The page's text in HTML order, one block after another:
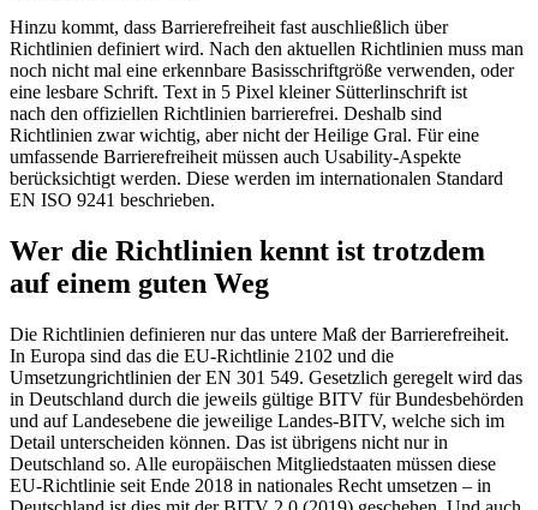
Hinzu kommt, dass Barrierefreiheit fast auschließlich über
Richtlinien definiert wird. Nach den aktuellen Richtlinien muss man
noch nicht mal eine erkennbare Basisschriftgröße verwenden, oder
eine lesbare Schrift. Text in 5 Pixel kleiner Sütterlinschrift ist
nach den offiziellen Richtlinien barrierefrei. Deshalb sind
Richtlinien zwar wichtig, aber nicht der Heilige Gral. Für eine
umfassende Barrierefreiheit müssen auch Usability-Aspekte
berücksichtigt werden. Diese werden im internationalen Standard
EN ISO 9241 beschrieben.
Wer die Richtlinien kennt ist trotzdem
auf einem guten Weg
Die Richtlinien definieren nur das untere Maß der Barrierefreiheit.
In Europa sind das die EU-Richtlinie 2102 und die
Umsetzungrichtlinien der EN 301 549. Gesetzlich geregelt wird das
in Deutschland durch die jeweils gültige BITV für Bundesbehörden
und auf Landesebene die jeweilige Landes-BITV, welche sich im
Detail unterscheiden können. Das ist übrigens nicht nur in
Deutschland so. Alle europäischen Mitgliedstaaten müssen diese
EU-Richtlinie seit Ende 2018 in nationales Recht umsetzen – in